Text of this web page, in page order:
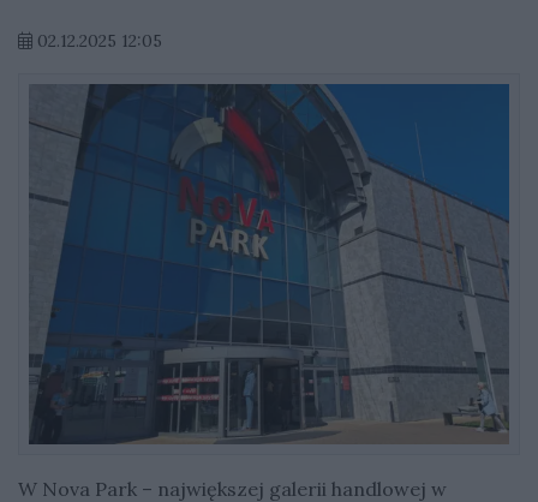
02.12.2025 12:05
W Nova Park – największej galerii handlowej w